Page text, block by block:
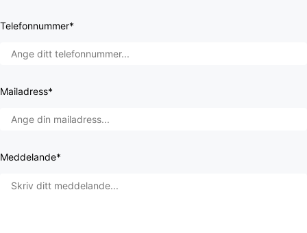
Telefonnummer*
Mailadress*
Meddelande*